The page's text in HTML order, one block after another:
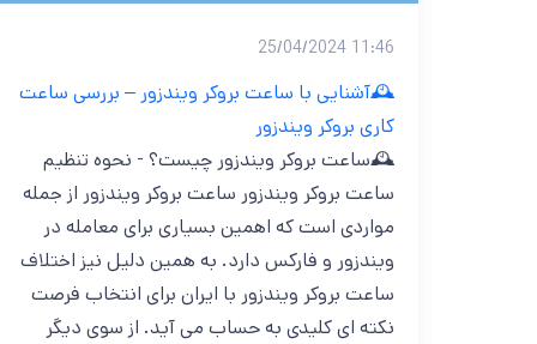
11:46 25/04/2024
🕰️آشنایی با ساعت بروکر ویندزور – بررسی ساعت
کاری بروکر ویندزور
🕰️ساعت بروکر ویندزور چیست؟ - نحوه تنظیم
ساعت بروکر ویندزور ساعت بروکر ویندزور از جمله
مواردی است که اهمین بسیاری برای معامله در
ویندزور و فارکس دارد. به همین دلیل نیز اختلاف
ساعت بروکر ویندزور با ایران برای انتخاب فرصت
نکته ای کلیدی به حساب می آید. از سوی دیگر